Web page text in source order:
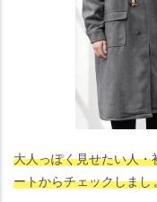
大人っぽく見せたい人
ートからチェックしまし